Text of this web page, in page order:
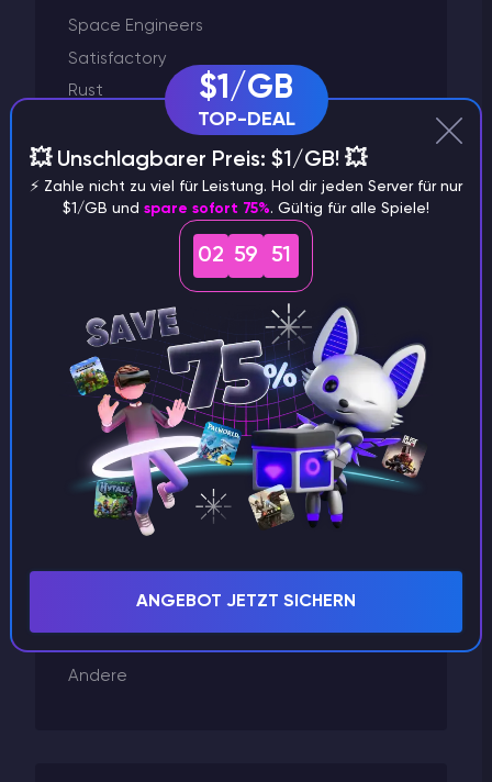
Space Engineers
Satisfactory
Rust
Rechnungsstellung
Project Zomboid
Plugins und Änderungen
GTA 5
Godlike Panel
Garrys Mod
Factorio
Enshrouded
Don't Starve Together
Dayz
Andere
$1/GB
TOP-DEAL
💥 Unschlagbarer Preis: $1/GB! 💥
⚡️ Zahle nicht zu viel für Leistung. Hol dir jeden Server für nur
$1/GB und spare sofort 75%. Gültig für alle Spiele!
02 59 51
ANGEBOT JETZT SICHERN